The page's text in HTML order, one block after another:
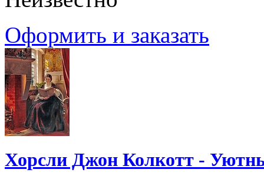
Оформить и заказать
Хорсли Джон Колкотт -